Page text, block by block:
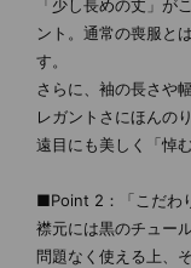
「少し長めの丈」が
ント。通常の喪服と
す。
さらに、袖の長さや
レガントさにほんの
遠目にも美しく「悼
■Point 2：「こだわ
襟元には黒のチュー
問題なく使える上、